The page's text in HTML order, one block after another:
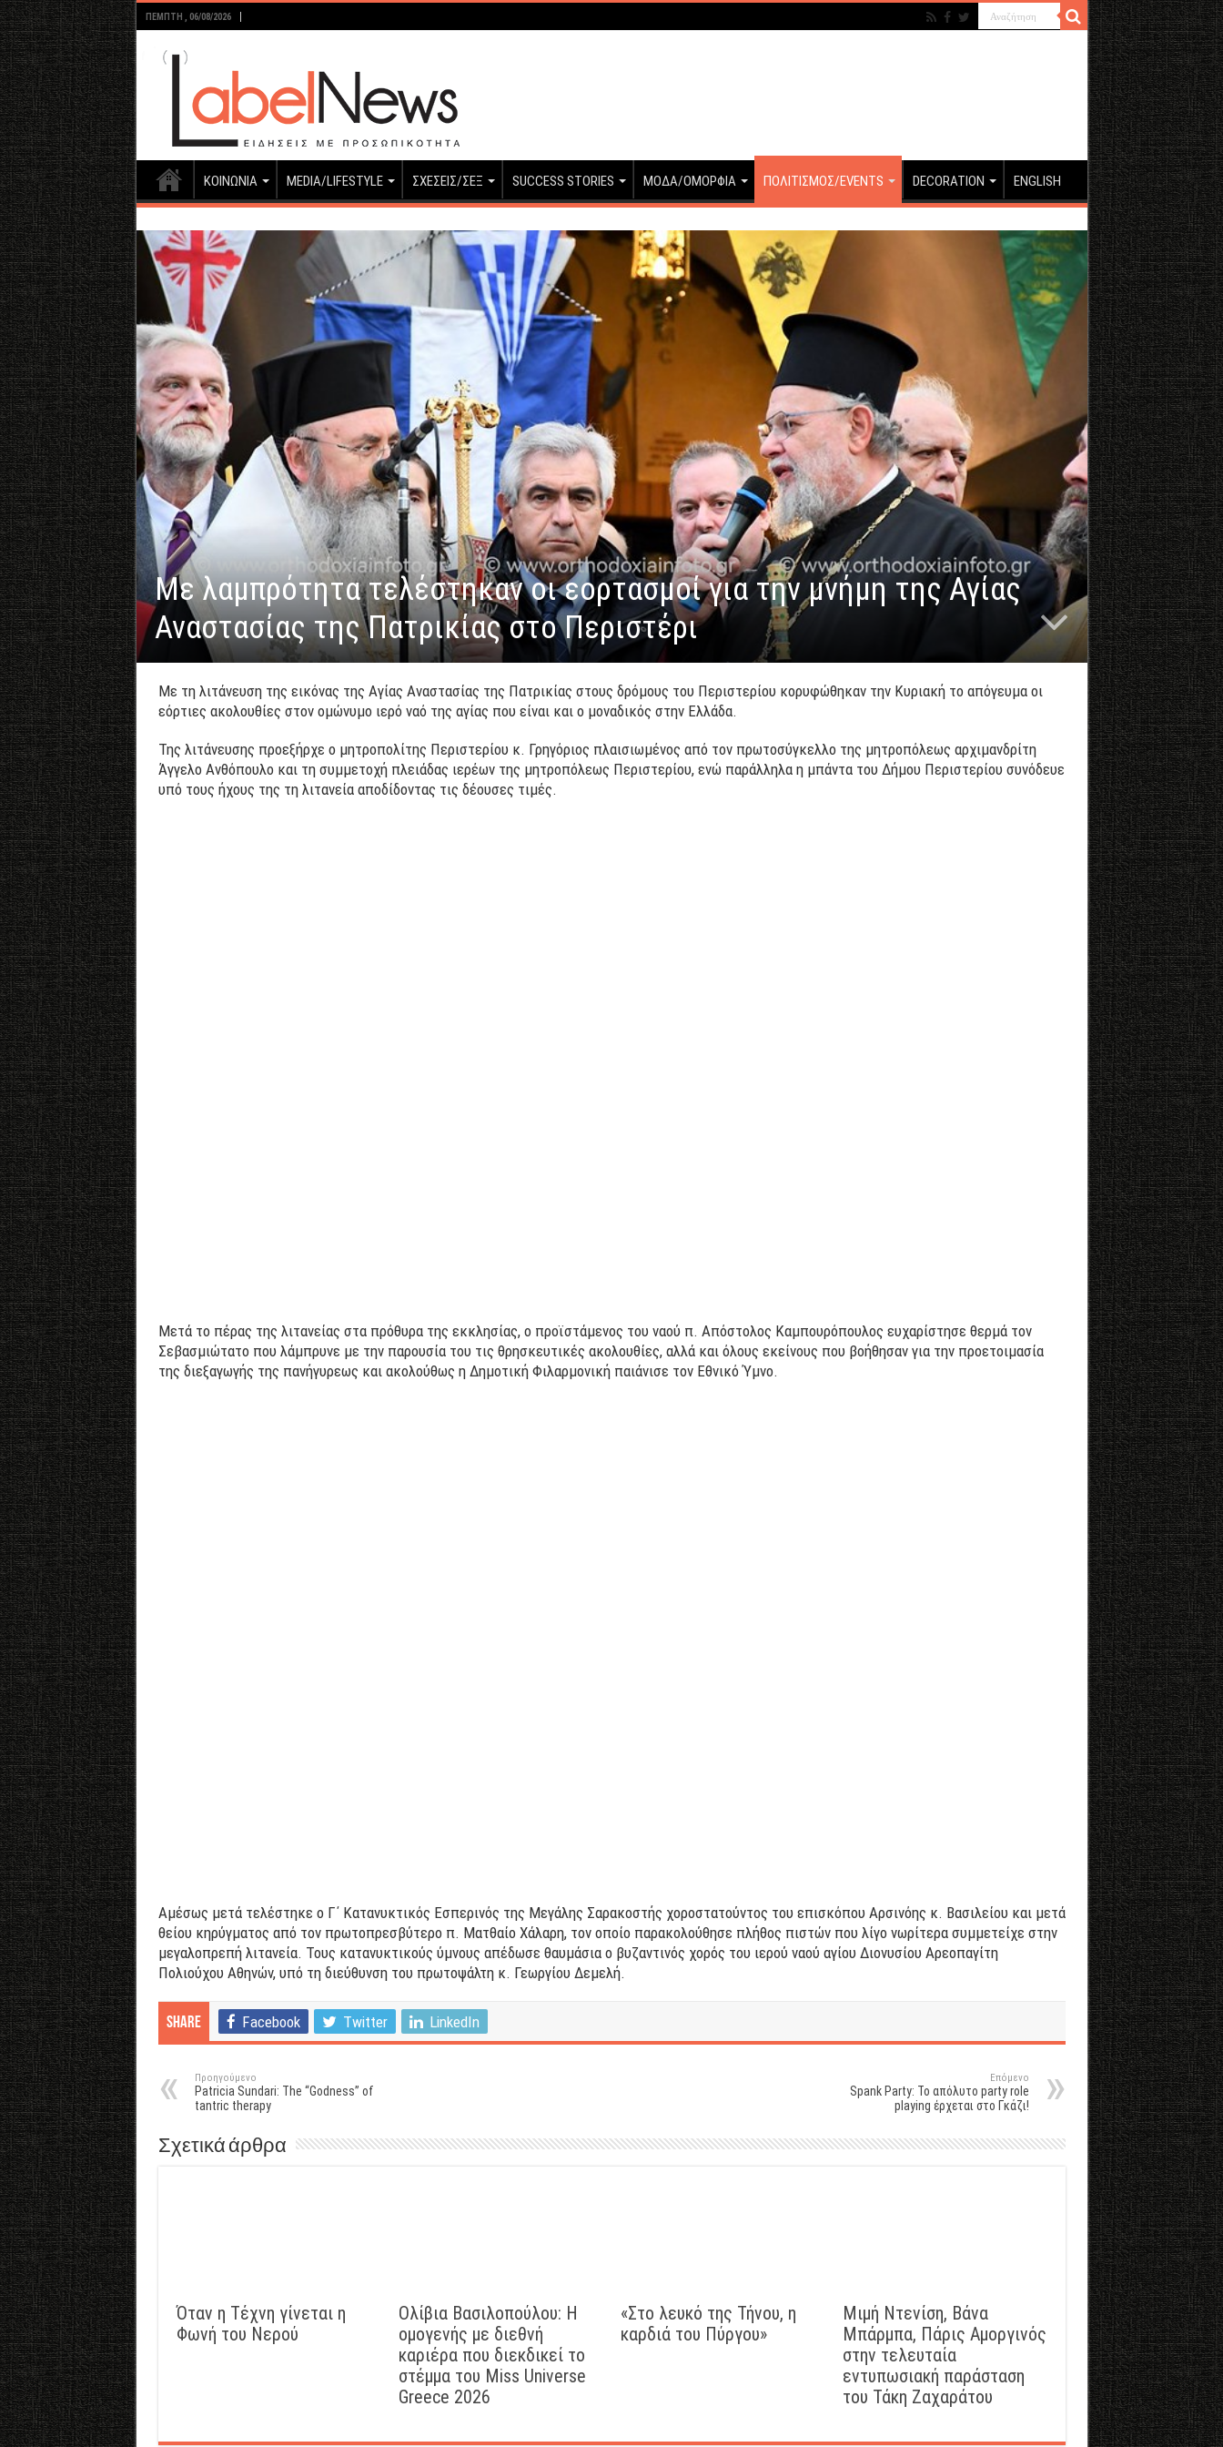
ΠΈΜΠΤΗ , 06/08/2026
ΚΟΙΝΩΝΙΑ MEDIA/LIFESTYLE ΣΧΕΣΕΙΣ/ΣΕΞ SUCCESS STORIES ΜΟΔΑ/ΟΜΟΡΦΙΑ ΠΟΛΙΤΙΣΜΟΣ/EVENTS DECORATION ENGLISH
Με λαμπρότητα τελέστηκαν οι εορτασμοί για την μνήμη της Αγίας
Αναστασίας της Πατρικίας στο Περιστέρι
Με τη λιτάνευση της εικόνας της Αγίας Αναστασίας της Πατρικίας στους δρόμους του Περιστερίου κορυφώθηκαν την Κυριακή το απόγευμα οι
εόρτιες ακολουθίες στον ομώνυμο ιερό ναό της αγίας που είναι και ο μοναδικός στην Ελλάδα.
Της λιτάνευσης προεξήρχε ο μητροπολίτης Περιστερίου κ. Γρηγόριος πλαισιωμένος από τον πρωτοσύγκελλο της μητροπόλεως αρχιμανδρίτη
Άγγελο Ανθόπουλο και τη συμμετοχή πλειάδας ιερέων της μητροπόλεως Περιστερίου, ενώ παράλληλα η μπάντα του Δήμου Περιστερίου συνόδευε
υπό τους ήχους της τη λιτανεία αποδίδοντας τις δέουσες τιμές.
Μετά το πέρας της λιτανείας στα πρόθυρα της εκκλησίας, ο προϊστάμενος του ναού π. Απόστολος Καμπουρόπουλος ευχαρίστησε θερμά τον
Σεβασμιώτατο που λάμπρυνε με την παρουσία του τις θρησκευτικές ακολουθίες, αλλά και όλους εκείνους που βοήθησαν για την προετοιμασία
της διεξαγωγής της πανήγυρεως και ακολούθως η Δημοτική Φιλαρμονική παιάνισε τον Εθνικό Ύμνο.
Αμέσως μετά τελέστηκε ο Γ΄ Κατανυκτικός Εσπερινός της Μεγάλης Σαρακοστής χοροστατούντος του επισκόπου Αρσινόης κ. Βασιλείου και μετά
θείου κηρύγματος από τον πρωτοπρεσβύτερο π. Ματθαίο Χάλαρη, τον οποίο παρακολούθησε πλήθος πιστών που λίγο νωρίτερα συμμετείχε στην
μεγαλοπρεπή λιτανεία. Τους κατανυκτικούς ύμνους απέδωσε θαυμάσια ο βυζαντινός χορός του ιερού ναού αγίου Διονυσίου Αρεοπαγίτη
Πολιούχου Αθηνών, υπό τη διεύθυνση του πρωτοψάλτη κ. Γεωργίου Δεμελή.
Share Facebook Twitter LinkedIn
Προηγούμενο
Patricia Sundari: Τhe “Godness” of
tantric therapy
Επόμενο
Spank Party: Το απόλυτο party role
playing έρχεται στο Γκάζι!
Σχετικά άρθρα
Όταν η Τέχνη γίνεται η
Φωνή του Νερού
Ολίβια Βασιλοπούλου: Η
ομογενής με διεθνή
καριέρα που διεκδικεί το
στέμμα του Miss Universe
Greece 2026
«Στο λευκό της Τήνου, η
καρδιά του Πύργου»
Μιμή Ντενίση, Βάνα
Μπάρμπα, Πάρις Αμοργινός
στην τελευταία
εντυπωσιακή παράσταση
του Τάκη Ζαχαράτου